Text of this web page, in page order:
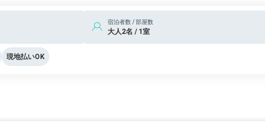
宿泊者数 / 部屋数
大人2名 / 1室
現地払いOK